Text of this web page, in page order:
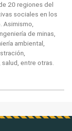
20 regiones del
sociales en los
Asimismo,
de minas,
ambiental,
entre otras.